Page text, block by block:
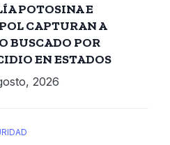
POTOSINA E
CAPTURAN A
BUSCADO POR
EN ESTADOS
2026